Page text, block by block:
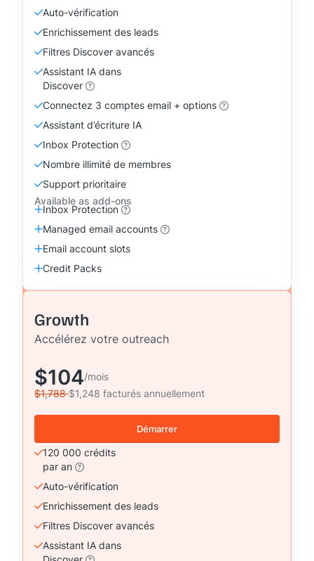
Auto-vérification
Enrichissement des leads
Filtres Discover avancés
Assistant IA dans
Discover
Connectez 3 comptes email + options
Assistant d’écriture IA
Inbox Protection
Nombre illimité de membres
Support prioritaire
Available as add-ons
Inbox Protection
Managed email accounts
Email account slots
Credit Packs
Growth
Accélérez votre outreach
$104/mois
$1,788$1,248 facturés annuellement
Démarrer
120 000 crédits
par an
Auto-vérification
Enrichissement des leads
Filtres Discover avancés
Assistant IA dans